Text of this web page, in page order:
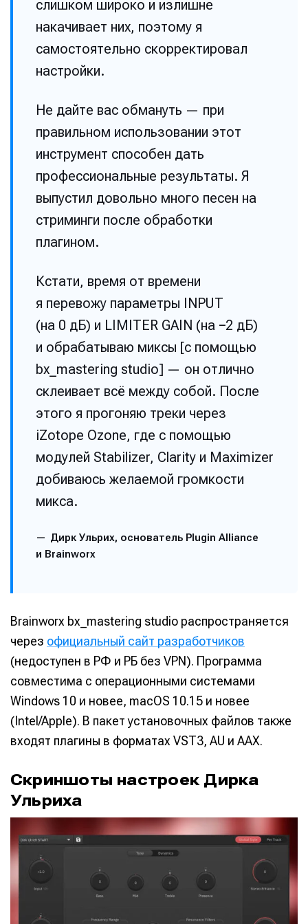
Написание
Исполнение
Написание
Исполнение
слишком широко и излишне
накачивает них, поэтому я
самостоятельно скорректировал
настройки.
Не дайте вас обмануть — при
правильном использовании этот
инструмент способен дать
профессиональные результаты. Я
выпустил довольно много песен на
стриминги после обработки
плагином.
Кстати, время от времени
я перевожу параметры INPUT
(на 0 дБ) и LIMITER GAIN (на −2 дБ)
и обрабатываю миксы [с помощью
bx_mastering studio] — он отлично
склеивает всё между собой. После
этого я прогоняю треки через
iZotope Ozone, где с помощью
модулей Stabilizer, Clarity и Maximizer
добиваюсь желаемой громкости
микса.
Дирк Ульрих, основатель Plugin Alliance
и Brainworx
Brainworx bx_mastering studio распространяется
через официальный сайт разработчиков
(недоступен в РФ и РБ без VPN). Программа
совместима с операционными системами
Windows 10 и новее, macOS 10.15 и новее
(Intel/Apple). В пакет установочных файлов также
входят плагины в форматах VST3, AU и AAX.
Скриншоты настроек Дирка
Ульриха